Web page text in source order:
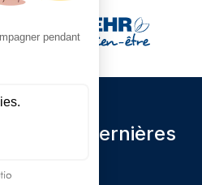
de nos dernières